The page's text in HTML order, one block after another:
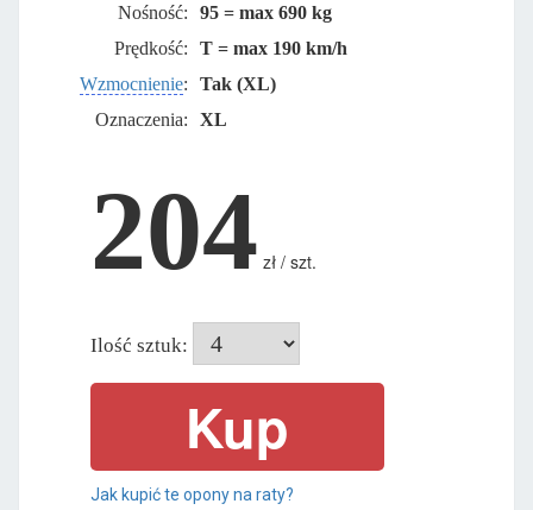
Nośność:
95 = max 690 kg
Prędkość:
T = max 190 km/h
Wzmocnienie:
Tak (XL)
Oznaczenia:
XL
204 zł / szt.
Ilość sztuk:
Jak kupić te opony na raty?